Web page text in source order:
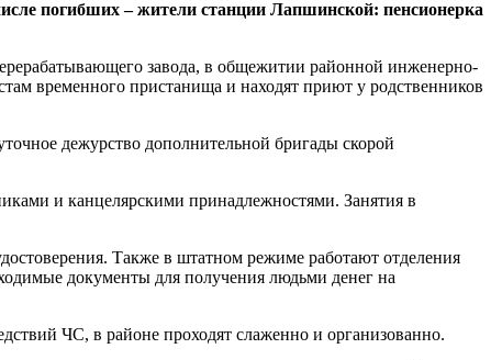
погибших – жители станции Лапшинской: пенсионерка
завода, в общежитии районной инженерно-
временного пристанища и находят приют у родственников
дежурство дополнительной бригады скорой
и канцелярскими принадлежностями. Занятия в
Также в штатном режиме работают отделения
документы для получения людьми денег на
ЧС, в районе проходят слаженно и организованно.